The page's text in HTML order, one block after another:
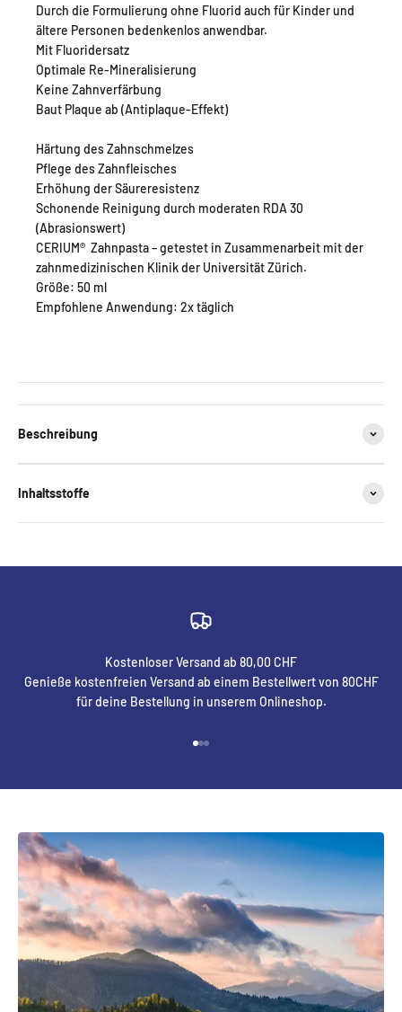
Durch die Formulierung ohne Fluorid auch für Kinder und
ältere Personen bedenkenlos anwendbar.
Mit Fluoridersatz
Optimale Re-Mineralisierung
Keine Zahnverfärbung
Baut Plaque ab (Antiplaque-Effekt)
Härtung des Zahnschmelzes
Pflege des Zahnfleisches
Erhöhung der Säureresistenz
Schonende Reinigung durch moderaten RDA 30
(Abrasionswert)
CERIUM® Zahnpasta – getestet in Zusammenarbeit mit der
zahnmedizinischen Klinik der Universität Zürich.
Größe: 50 ml
Empfohlene Anwendung: 2x täglich
Beschreibung
Inhaltsstoffe
Kostenloser Versand ab 80,00 CHF
Genieße kostenfreien Versand ab einem Bestellwert von 80CHF
für deine Bestellung in unserem Onlineshop.